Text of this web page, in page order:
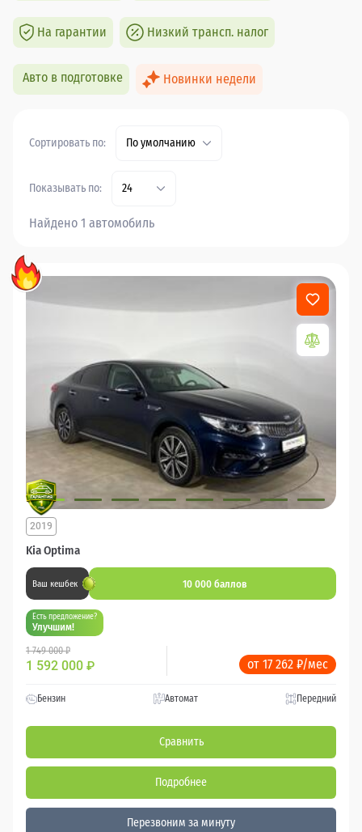
На гарантии Низкий трансп. налог
Авто в подготовке Новинки недели
Сортировать по: По умолчанию
Показывать по: 24
Найдено 1 автомобиль
Kia Optima
2019
Ваш кешбек 10 000 баллов
Есть предложение?
Улучшим!
1 749 000 ₽
1 592 000 ₽ от 17 262 ₽/мес
Бензин Автомат Передний
Сравнить
Подробнее
Перезвоним за минуту